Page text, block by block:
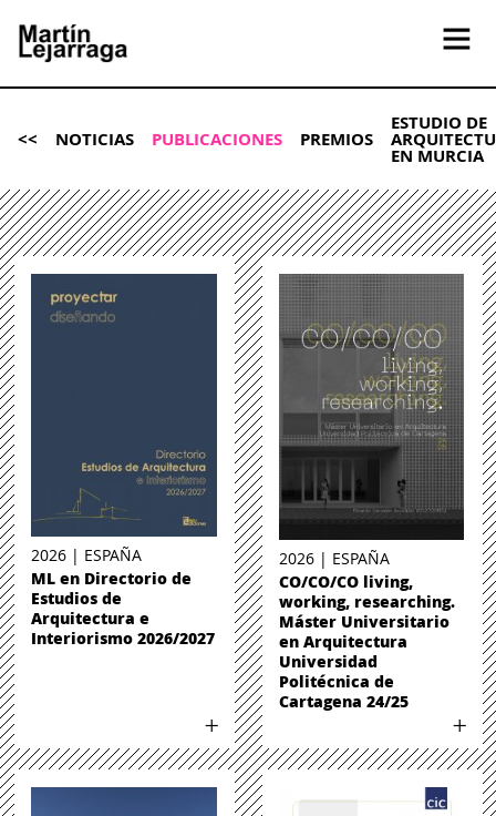
<< NOTICIAS PUBLICACIONES PREMIOS
ESTUDIO DE
EN MURCIA
2026 | ESPAÑA
ML en Directorio de
Estudios de
Arquitectura e
Interiorismo 2026/2027
2026 | ESPAÑA
CO/CO/CO living,
working, researching.
Máster Universitario
en Arquitectura
Universidad
Politécnica de
Cartagena 24/25